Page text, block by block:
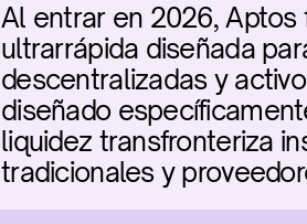
Al entrar en 2026,
ultrarrápida diseñada
descentralizadas y
diseñado
liquidez transfronteriza
tradicionales y